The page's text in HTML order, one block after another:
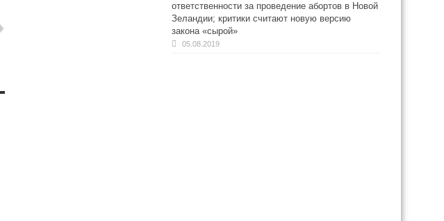
ответственности за проведение абортов в Новой
Зеландии; критики считают новую версию
закона «сырой»
05.08.2019